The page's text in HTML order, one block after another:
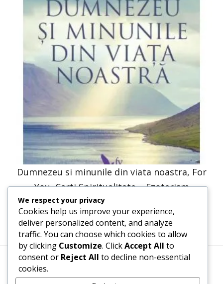
Dumnezeu si minunile din viata noastra, For
You, Carti Spiritualitate – Ezoterism
30,66lei
Termeni, Condiții & Protecția Datelor (GDPR)
We respect your privacy
Cookies help us improve your experience,
deliver personalized content, and analyze
traffic. You can choose which cookies to allow
by clicking Customize. ClickAccept All to
consent or Reject All to decline non-essential
cookies.